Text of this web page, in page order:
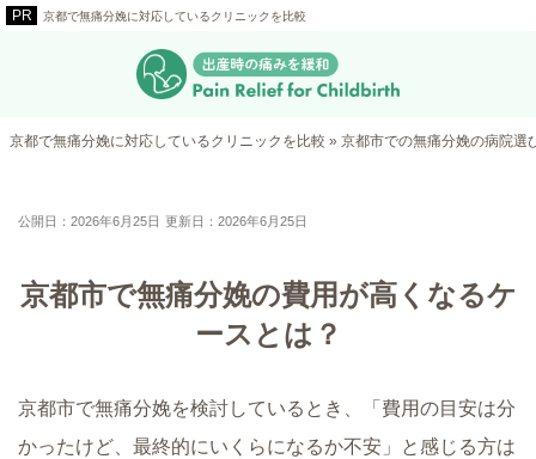
京都で無痛分娩に対応しているクリニックを比較
京都で無痛分娩に対応しているクリニックを比較 » 京都市での無痛分娩の病院選
公開日：2026年6月25日 更新日：2026年6月25日
京都市で無痛分娩の費用が高くなるケ
ースとは？
京都市で無痛分娩を検討しているとき、「費用の目安は分
かったけど、最終的にいくらになるか不安」と感じる方は